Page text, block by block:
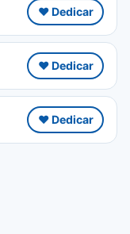
❤️ Dedicar
❤️ Dedicar
❤️ Dedicar